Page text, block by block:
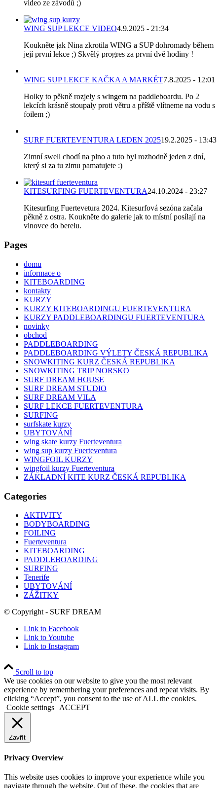
video ze závodů ;)
WING SUP LEKCE VIDEO4.9.2025 - 21:34
Koukněte jak Nina zkrotila WING a SUP dohromady během
její první lekce ;) Skvělý progres za první dvě hodiny !
WING SUP LEKCE KAČKA A MARKÉT7.8.2025 - 12:01
Holky to pěkně rozjely s wingem na paddleboardu. Po 2
lekcích krásně stoupaly proti větru a příště vlítneme na vodu s
foilem ;)
SURF FUERTEVENTURA LEDEN 202519.2.2025 - 13:43
Zimní swell chodí na plno a tuto byl rozhodně jeden z dní,
který si za tu zimu pamatujete :)
KITESURFING FUERTEVENTURA24.10.2024 - 23:27
Kitesurfing Fuertevetura 2024. Kitesurfová sezóna začala
pěkně z ostra. Koukněte do galerie jak to místní posílají na
vlnovce do berelu.
Pages
domu
informace o
KITEBOARDING
kontakty
KURZY
KURZY KITEBOARDINGU FUERTEVENTURA
KURZY PADDLEBOARDINGU FUERTEVENTURA
novinky
obchod
PADDLEBOARDING
PADDLEBOARDING VÝLETY ČESKÁ REPUBLIKA
SNOWKITING KURZ ČESKÁ REPUBLIKA
SNOWKITING TRIP NORSKO
SURF DREAM HOUSE
SURF DREAM STUDIO
SURF DREAM VILA
SURF LEKCE FUERTEVENTURA
SURFING
surfskate kurzy
UBYTOVÁNÍ
wing skate kurzy Fuerteventura
wing sup kurzy Fuerteventura
WINGFOIL KURZY
wingfoil kurzy Fuerteventura
ZÁKLADNÍ KITE KURZ ČESKÁ REPUBLIKA
Categories
AKTIVITY
BODYBOARDING
FOILING
Fuerteventura
KITEBOARDING
PADDLEBOARDING
SURFING
Tenerife
UBYTOVÁNÍ
ZÁŽITKY
© Copyright - SURF DREAM
Link to Facebook
Link to Youtube
Link to Instagram
Scroll to top
We use cookies on our website to give you the most relevant
experience by remembering your preferences and repeat visits. By
clicking “Accept”, you consent to the use of ALL the cookies.
Cookie settings
ACCEPT
Zavřít
Privacy Overview
This website uses cookies to improve your experience while you
navigate through the website. Out of these, the cookies that are